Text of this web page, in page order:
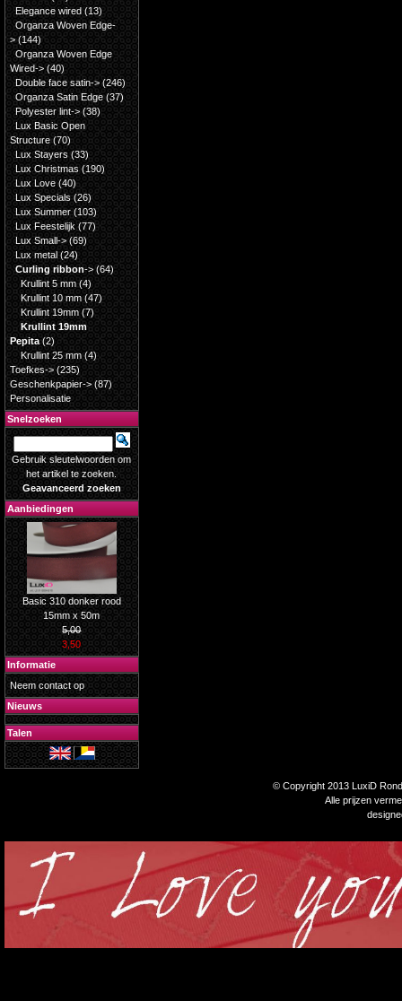
Elegance wired (13)
Organza Woven Edge-
> (144)
Organza Woven Edge
Wired-> (40)
Double face satin-> (246)
Organza Satin Edge(37)
Polyester lint->(38)
Lux Basic Open
Structure(70)
Lux Stayers(33)
Lux Christmas(190)
Lux Love(40)
Lux Specials(26)
Lux Summer (103)
Lux Feestelijk (77)
Lux Small->(69)
Lux metal (24)
Curling ribbon->(64)
Krullint 5 mm (4)
Krullint 10 mm(47)
Krullint 19mm (7)
Krullint 19mm
Pepita(2)
Krullint 25 mm(4)
Toefkes->(235)
Geschenkpapier->(87)
Personalisatie
Snelzoeken
Gebruik sleutelwoorden om
het artikel te zoeken.
Geavanceerd zoeken
Aanbiedingen
Basic 310 donker rood
15mm x 50m
5,00
3,50
Informatie
Neem contact op
Nieuws
Talen
© Copyright 2013 LuxiD
Alle prijzen